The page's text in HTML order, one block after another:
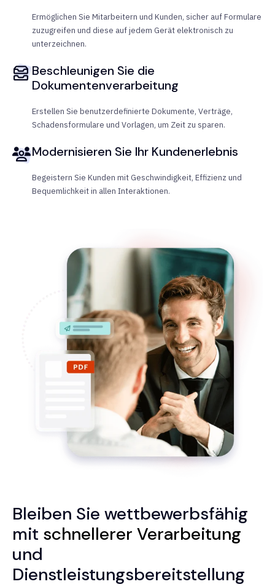
Ermöglichen Sie Mitarbeitern und Kunden, sicher auf Formulare
zuzugreifen und diese auf jedem Gerät elektronisch zu
unterzeichnen.
Beschleunigen Sie die
Dokumentenverarbeitung
Erstellen Sie benutzerdefinierte Dokumente, Verträge,
Schadensformulare und Vorlagen, um Zeit zu sparen.
Modernisieren Sie Ihr Kundenerlebnis
Begeistern Sie Kunden mit Geschwindigkeit, Effizienz und
Bequemlichkeit in allen Interaktionen.
Bleiben Sie wettbewerbsfähig
mit schnellerer Verarbeitung
und
Dienstleistungsbereitstellung